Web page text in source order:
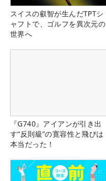
スイスの叡智が生んだTPTシ
ャフトで、ゴルフを異次元の
世界へ
『G740』アイアンが引き出
す“反則級”の寛容性と飛びは
本当だった！